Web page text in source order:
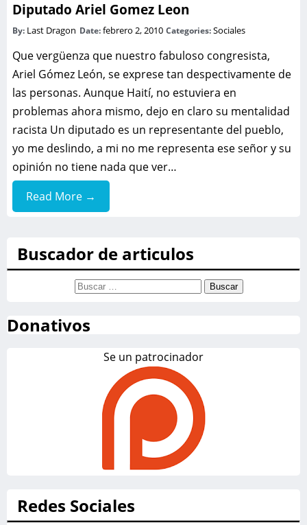
Diputado Ariel Gomez Leon
By: Last Dragon Date:febrero 2, 2010 Categories:Sociales
Que vergüenza que nuestro fabuloso congresista,
Ariel Gómez León, se exprese tan despectivamente de
las personas. Aunque Haití, no estuviera en
problemas ahora mismo, dejo en claro su mentalidad
racista Un diputado es un representante del pueblo,
yo me deslindo, a mi no me representa ese señor y su
opinión no tiene nada que ver…
Read More →
Buscador de articulos
Buscar:
Donativos
Se un patrocinador
Redes Sociales